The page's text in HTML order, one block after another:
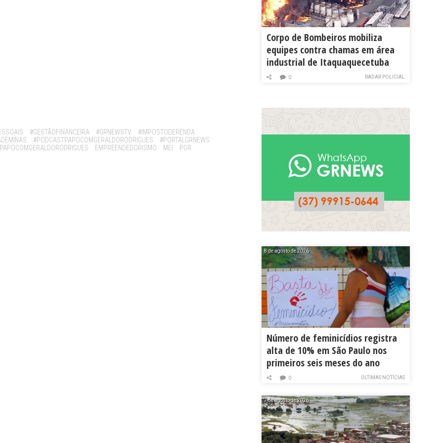
#GESTÃOFINANCEIRA #GRNEWSTV
#IMPOSTODERENDA
#PODCASTPAPOCOMGERALDORODRIGUES
#PORTALGRNEWS
EMPREENDEDORISMO MEI PGR
Corpo de Bombeiros mobiliza
equipes contra chamas em área
industrial de Itaquaquecetuba
RADAR POLICIAL
0
8 de agosto de 2026
Número de feminicídios registra
alta de 10% em São Paulo nos
primeiros seis meses do ano
ÚLTIMAS NOTÍCIAS
0
7 de agosto de 2026